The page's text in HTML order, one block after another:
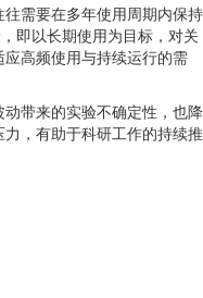
需要在多年使用周期内保持
即以长期使用为目标，对关
高频使用与持续运行的需
带来的实验不确定性，也降
，有助于科研工作的持续推